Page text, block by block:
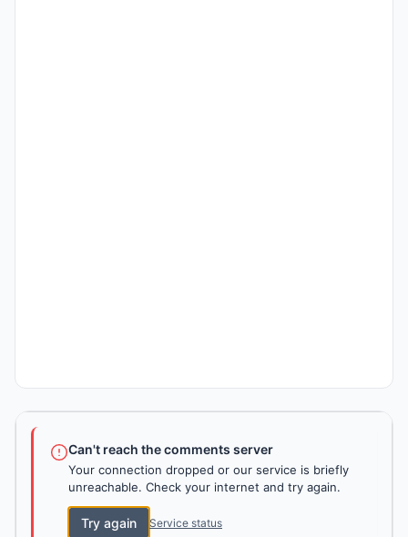
Can't reach the comments server
Your connection dropped or our service is briefly
unreachable. Check your internet and try again.
Try again Service status